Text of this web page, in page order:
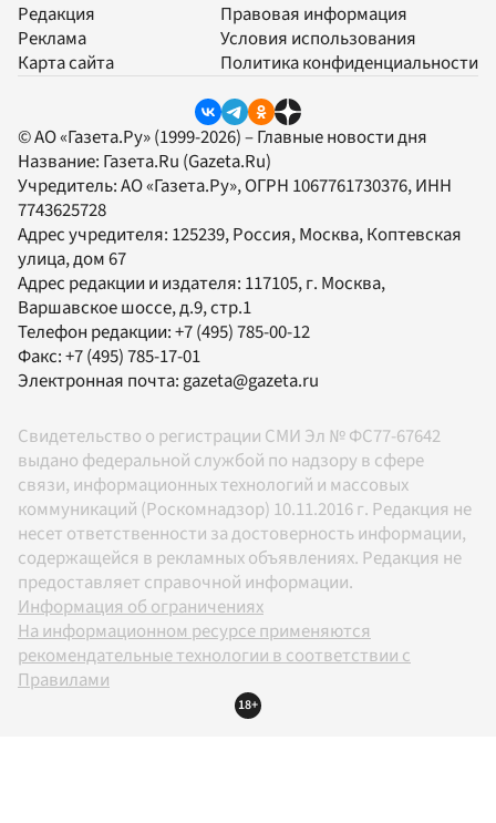
Редакция
Реклама
Карта сайта
Правовая информация
Условия использования
Политика конфиденциальности
© АО «Газета.Ру» (1999-2026) – Главные новости дня
Название: Газета.Ru (Gazeta.Ru)
Учредитель:АО «Газета.Ру», ОГРН 1067761730376, ИНН
7743625728
Адрес учредителя: 125239, Россия, Москва, Коптевская
улица, дом 67
Адрес редакции и издателя: 117105, г. Москва,
Варшавское шоссе, д.9, стр.1
Телефон редакции:+7 (495) 785-00-12
Факс:+7 (495) 785-17-01
Электронная почта: gazeta@gazeta.ru
Свидетельство о регистрации СМИ Эл № ФС77-67642
выдано федеральной службой по надзору в сфере
связи, информационных технологий и массовых
коммуникаций (Роскомнадзор) 10.11.2016 г. Редакция не
несет ответственности за достоверность информации,
содержащейся в рекламных объявлениях. Редакция не
предоставляет справочной информации.
Информация об ограничениях
На информационном ресурсе применяются
рекомендательные технологии в соответствии с
Правилами
18+